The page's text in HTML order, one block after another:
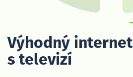
Výhodný internet
s televizí